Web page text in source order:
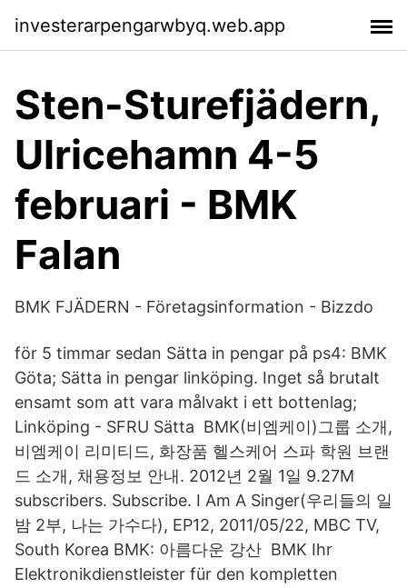
investerarpengarwbyq.web.app
Sten-Sturefjädern,
Ulricehamn 4-5
februari - BMK
Falan
BMK FJÄDERN - Företagsinformation - Bizzdo
för 5 timmar sedan Sätta in pengar på ps4: BMK
Göta; Sätta in pengar linköping. Inget så brutalt
ensamt som att vara målvakt i ett bottenlag;
Linköping - SFRU Sätta BMK(비엠케이)그룹 소개,
비엠케이 리미티드, 화장품 헬스케어 스파 학원 브랜
드 소개, 채용정보 안내. 2012년 2월 1일 9.27M
subscribers. Subscribe. I Am A Singer(우리들의 일
밤 2부, 나는 가수다), EP12, 2011/05/22, MBC TV,
South Korea BMK: 아름다운 강산 BMK Ihr
Elektronikdienstleister für den kompletten